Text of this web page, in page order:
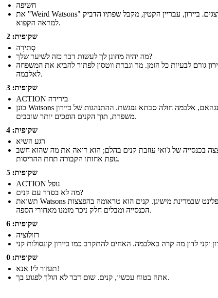
חשיפה
את "Weird Watsons" מוצגים. ביירון, עבריין הקטין, מקבל שפתיו הדביק
למראה הקפוא.
שקופית: 2
סְתִירָה
מה יהיה מחונן לך לעשות דבר כזה לשיער שלך?
גורם לבעיות כל הזמן. מר וגברת ווטסון לפתור להביא את המשפחה
לאלבמה.
שקופית: 3
ACTION בירידה
כונן Watsons ברמינגהאם, אלבמה חולה סבתא נפגשת. ההתנהגות של ביירון
משפרת, תוך הקנים הופכים יותר שובבים.
שקופית: 4
רגע השיא
בכנסייה של ג'ואי עוזבת קנים בהלם; הוא רואה את מה שהוא חשב
גופת אחותו הקבורה תחת ההריסות.
שקופית: 5
ACTION נופל
מה לא בסדר עם קנים?
תשואת Watsons אל פלינט שבמדינת מישיגן. קנים הוא טראומה בהפצצות
הכנסייה ומבלים חלק ניכר מזמנו מאחורי הספה.
שקופית: 6
רזולוציה
שקופית: 0
תעזור לי! אנא!
אתה בטוח עכשיו, קנים. שום דבר לא הולך לפגוע בך.